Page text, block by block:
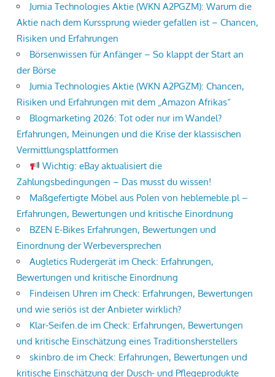
Jumia Technologies Aktie (WKN A2PGZM): Warum die
Aktie nach dem Kurssprung wieder gefallen ist – Chancen,
Risiken und Erfahrungen
Börsenwissen für Anfänger – So klappt der Start an
der Börse
Jumia Technologies Aktie (WKN A2PGZM): Chancen,
Risiken und Erfahrungen mit dem „Amazon Afrikas“
Blogmarketing 2026: Tot oder nur im Wandel?
Erfahrungen, Meinungen und die Krise der klassischen
Vermittlungsplattformen
Wichtig: eBay aktualisiert die
Zahlungsbedingungen – Das musst du wissen!
Maßgefertigte Möbel aus Polen von heblemeble.pl –
Erfahrungen, Bewertungen und kritische Einordnung
BZEN E-Bikes Erfahrungen, Bewertungen und
Einordnung der Werbeversprechen
Augletics Rudergerät im Check: Erfahrungen,
Bewertungen und kritische Einordnung
Findeisen Uhren im Check: Erfahrungen, Bewertungen
und wie seriös ist der Anbieter wirklich?
Klar-Seifen.de im Check: Erfahrungen, Bewertungen
und kritische Einschätzung eines Traditionsherstellers
skinbro.de im Check: Erfahrungen, Bewertungen und
kritische Einschätzung der Dusch- und Pflegeprodukte